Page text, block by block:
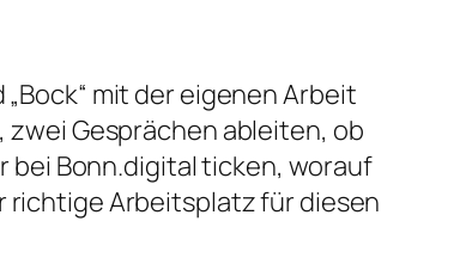
mit der eigenen Arbeit
zwei Gesprächen ableiten, ob
bei Bonn.digital ticken, worauf
richtige Arbeitsplatz für diesen